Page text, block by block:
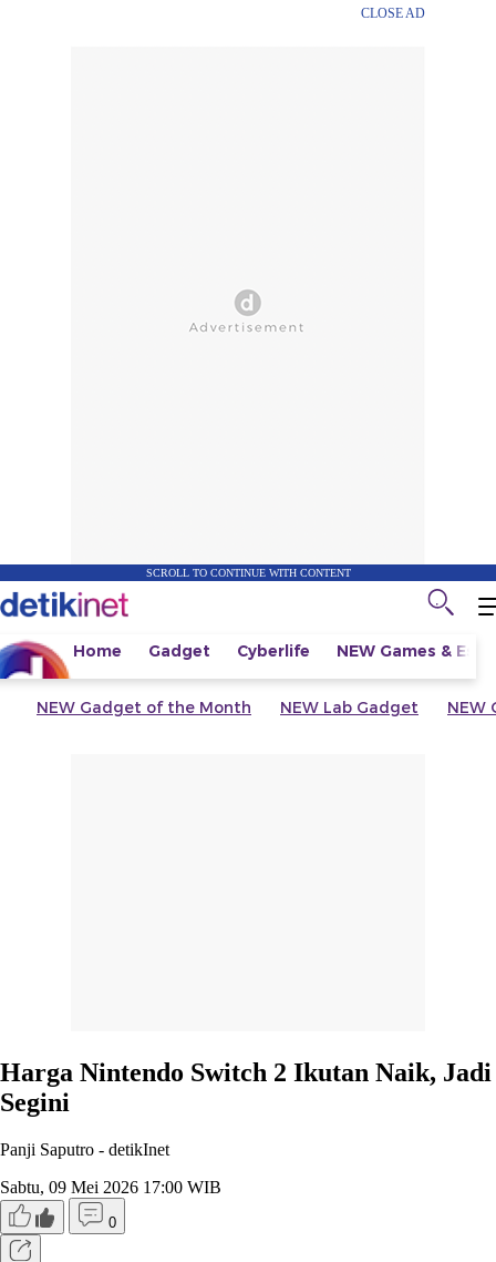
CLOSE AD
SCROLL TO CONTINUE WITH CONTENT
Home Gadget Cyberlife NEW Games &
NEW Gadget of the Month NEW Lab Gadget NEW
Harga Nintendo Switch 2 Ikutan Naik, Jadi
Segini
Panji Saputro - detikInet
Sabtu, 09 Mei 2026 17:00 WIB
0